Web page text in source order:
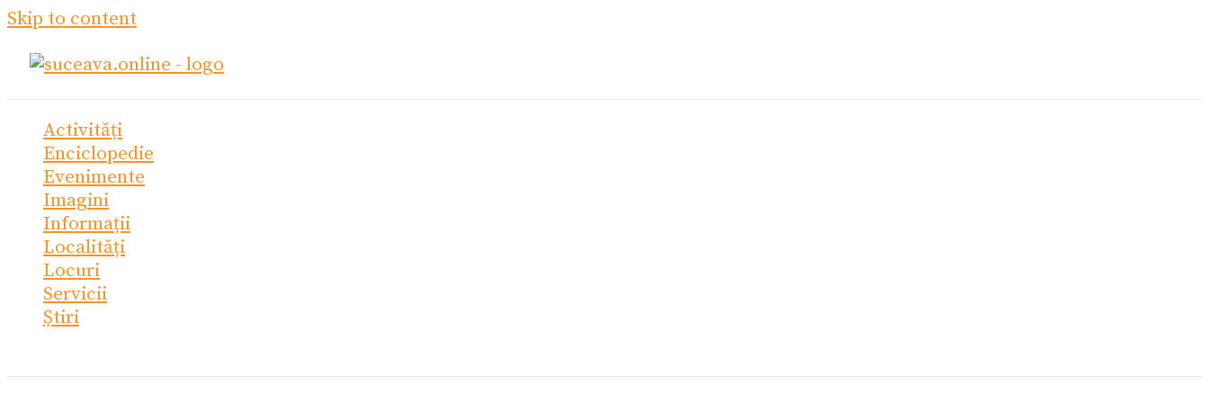
Skip to content
Activități
Enciclopedie
Evenimente
Imagini
Informații
Localități
Locuri
Servicii
Știri